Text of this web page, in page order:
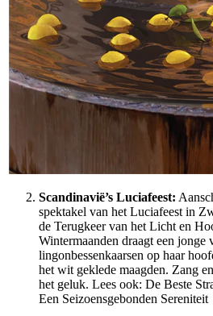
Scandinavië’s Luciafeest:
spektakel van het Luciafeest in
de Terugkeer van het Licht en
Wintermaanden draagt een jonge
lingonbessenkaarsen op haar
het wit geklede maagden. Zang
het geluk. Lees ook: De Beste
Een Seizoensgebonden Sereniteit